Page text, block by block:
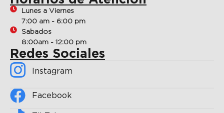
Lunes a Viernes
7:00 am - 6:00 pm
Sabados
8:00am - 12:00 pm
Redes Sociales
Instagram
Facebook